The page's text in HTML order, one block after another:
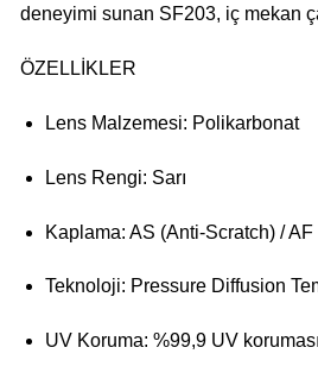
deneyimi sunan SF203, iç mekan
ÖZELLİKLER
Lens Malzemesi: Polikarbonat
Lens Rengi: Sarı
Kaplama: AS (Anti-Scratch) /
Teknoloji: Pressure Diffusion
UV Koruma: %99,9 UV koruması